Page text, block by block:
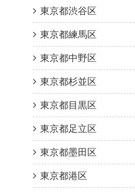
東京都渋谷区
東京都練馬区
東京都中野区
東京都杉並区
東京都目黒区
東京都足立区
東京都墨田区
東京都港区